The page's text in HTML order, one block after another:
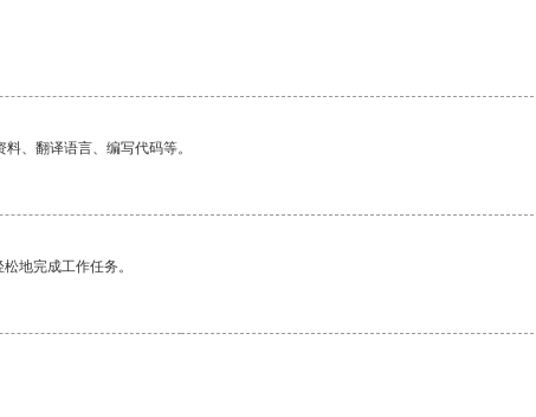
、翻译语言、编写代码等。
地完成工作任务。